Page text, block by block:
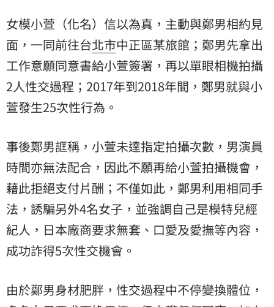
女模小萱（化名）信以為真，主動與鄭男相約見
面，一同前往台北市中正區某旅館；鄭男先拿出
工作意願同意書給小萱簽署，再以單眼相機拍攝
2人性交過程；2017年到2018年間，鄭男就與小
萱發生25次性行為。
事後鄭男誆稱，小萱未達指定拍攝次數，男演員
時間亦無法配合，因此不願再給小萱拍攝機會，
藉此拒絕支付片酬；不僅如此，鄭男利用相同手
法，誘騙另外4名女子，並強調自己是模特兒經
紀人，日本廠商要求無套、口愛及愛撫等內容，
成功詐得5次性交機會。
由於鄭男身材肥胖，性交過程中不停變換體位，